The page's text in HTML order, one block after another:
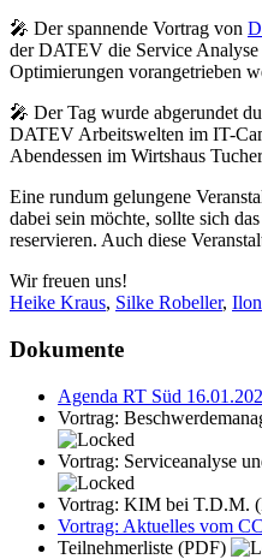
🎤 Der spannende Vortrag von
der DATEV die Service Analyse
Optimierungen vorangetrieben
🎤 Der Tag wurde abgerundet
DATEV Arbeitswelten im IT-
Abendessen im Wirtshaus
Eine rundum gelungene
dabei sein möchte, sollte sich
reservieren. Auch diese
Wir freuen uns!
Heike Kraus, Silke Robeller,
Dokumente
Agenda RT Süd
Vortrag:
Vortrag: Serviceanalyse
Vortrag: KIM bei T.D.M.
Vortrag: Aktuelles vom
Teilnehmerliste (PDF)